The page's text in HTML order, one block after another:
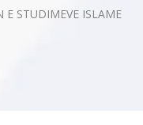
E STUDIMEVE ISLAME